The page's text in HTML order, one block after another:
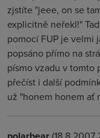
zjstíte "jeee, on se
explicitně neřekl!"
pomocí FUP je velmi
popsáno přímo na
písmo vzadu v tomto
přečíst i další
už "honem honem ať